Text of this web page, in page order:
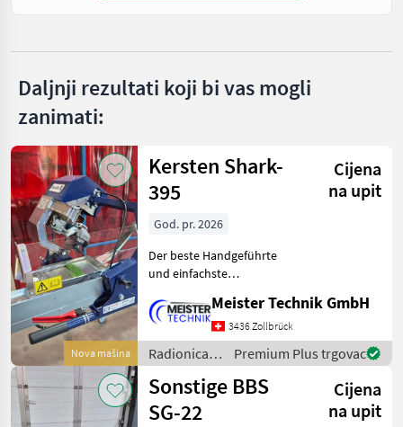
Daljnji rezultati koji bi vas mogli
zanimati:
Nova mašina
Kersten Shark-
395
Cijena
na upit
God. pr. 2026
Der beste Handgeführte
und einfachste
momentan auf dem Markt
gibt!!Folgende Varianten
sind erhältlich:Shark-175
Für Messerlänge bis
1.77mShark
Meister Technik GmbH
3436 Zollbrück
Radionica /
Kersten
Premium Plus trgovac
Sonstige BBS
SG-22
Cijena
na upit